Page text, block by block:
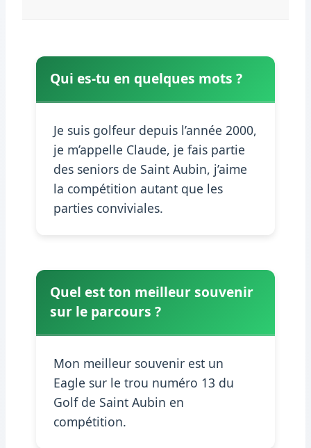
Qui es-tu en quelques mots ?
Je suis golfeur depuis l’année 2000,
je m’appelle Claude, je fais partie
des seniors de Saint Aubin, j’aime
la compétition autant que les
parties conviviales.
Quel est ton meilleur souvenir
sur le parcours ?
Mon meilleur souvenir est un
Eagle sur le trou numéro 13 du
Golf de Saint Aubin en
compétition.